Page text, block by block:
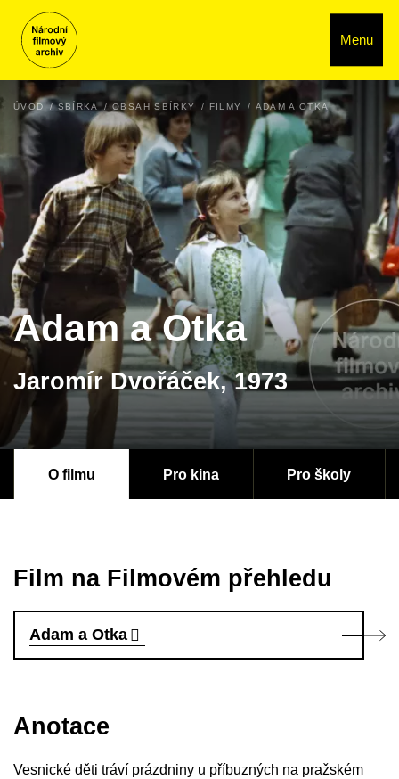
Menu
ÚVOD SBÍRKA OBSAH SBÍRKY FILMY ADAM A OTKA
Adam a Otka
Jaromír Dvořáček, 1973
O filmu Pro kina Pro školy
Film na Filmovém přehledu
Adam a Otka
Anotace
Vesnické děti tráví prázdniny u příbuzných na pražském